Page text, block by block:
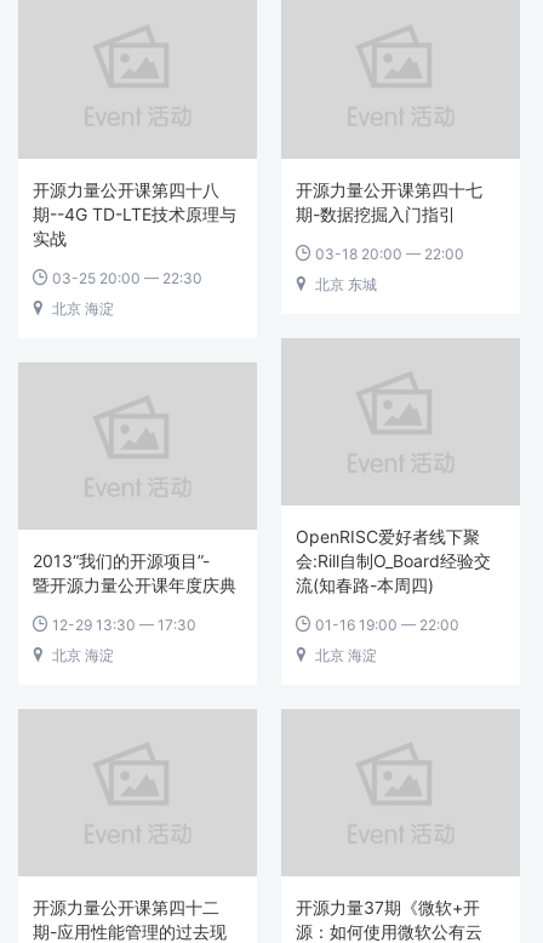
开源力量公开课第四十八
期--4G TD-LTE技术原理与
实战
 03-25 20:00 — 22:30
 北京 海淀
开源力量公开课第四十七
期-数据挖掘入门指引
 03-18 20:00 — 22:00
 北京 东城
OpenRISC爱好者线下聚
会:Rill自制O_Board经验交
流(知春路-本周四)
 01-16 19:00 — 22:00
 北京 海淀
2013“我们的开源项目”-
暨开源力量公开课年度庆典
 12-29 13:30 — 17:30
 北京 海淀
开源力量公开课第四十二
期-应用性能管理的过去现
开源力量37期《微软+开
源：如何使用微软公有云